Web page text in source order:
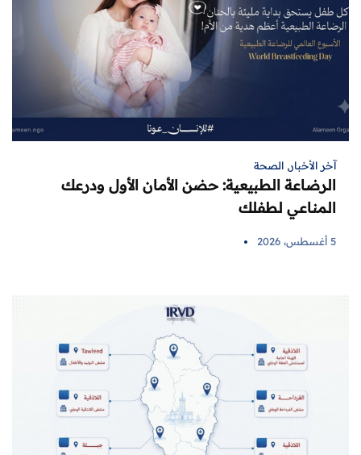
آخر الأخبار, الصحة
الرضاعة الطبيعية: حضن الأمان الأول ودرعك
المناعي لطفلك
5 أغسطس، 2026